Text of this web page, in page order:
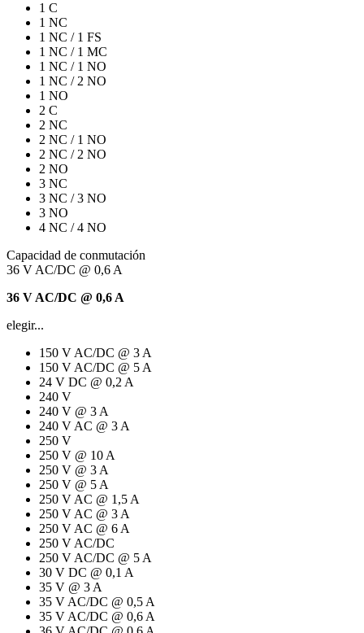
1 C
1 NC
1 NC / 1 FS
1 NC / 1 MC
1 NC / 1 NO
1 NC / 2 NO
1 NO
2 C
2 NC
2 NC / 1 NO
2 NC / 2 NO
2 NO
3 NC
3 NC / 3 NO
3 NO
4 NC / 4 NO
Capacidad de conmutación
36 V AC/DC @ 0,6 A
36 V AC/DC @ 0,6 A
elegir...
150 V AC/DC @ 3 A
150 V AC/DC @ 5 A
24 V DC @ 0,2 A
240 V
240 V @ 3 A
240 V AC @ 3 A
250 V
250 V @ 10 A
250 V @ 3 A
250 V @ 5 A
250 V AC @ 1,5 A
250 V AC @ 3 A
250 V AC @ 6 A
250 V AC/DC
250 V AC/DC @ 5 A
30 V DC @ 0,1 A
35 V @ 3 A
35 V AC/DC @ 0,5 A
35 V AC/DC @ 0,6 A